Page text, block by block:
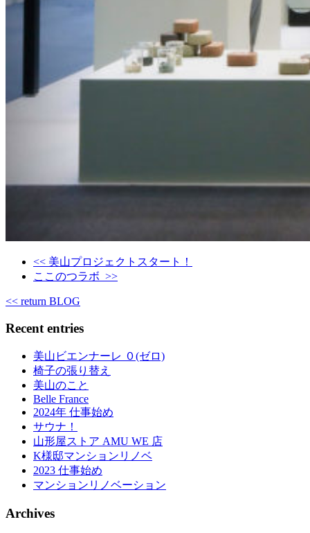
<< 美山プロジェクトスタート！
ここのつラボ >>
<< return BLOG
Recent entries
美山ビエンナーレ ０(ゼロ)
椅子の張り替え
美山のこと
Belle France
2024年 仕事始め
サウナ！
山形屋ストア AMU WE 店
K様邸マンションリノベ
2023 仕事始め
マンションリノベーション
Archives